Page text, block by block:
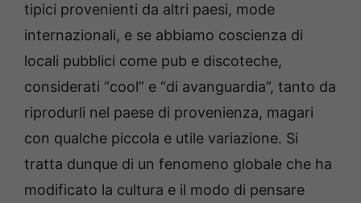
tipici provenienti da altri paesi, mode
internazionali, e se abbiamo coscienza di
locali pubblici come pub e discoteche,
considerati “cool” e “di avanguardia”, tanto da
riprodurli nel paese di provenienza, magari
con qualche piccola e utile variazione. Si
tratta dunque di un fenomeno globale che ha
modificato la cultura e il modo di pensare